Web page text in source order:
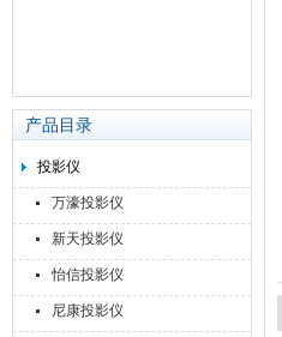
产品目录
投影仪
万濠投影仪
新天投影仪
怡信投影仪
尼康投影仪